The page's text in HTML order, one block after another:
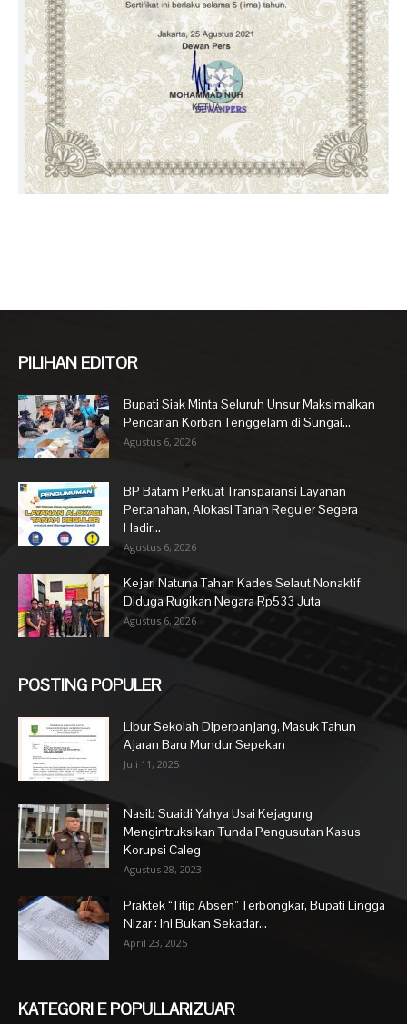
PILIHAN EDITOR
Bupati Siak Minta Seluruh Unsur Maksimalkan
Pencarian Korban Tenggelam di Sungai...
Agustus 6, 2026
BP Batam Perkuat Transparansi Layanan
Pertanahan, Alokasi Tanah Reguler Segera
Hadir...
Agustus 6, 2026
Kejari Natuna Tahan Kades Selaut Nonaktif,
Diduga Rugikan Negara Rp533 Juta
Agustus 6, 2026
POSTING POPULER
Libur Sekolah Diperpanjang, Masuk Tahun
Ajaran Baru Mundur Sepekan
Juli 11, 2025
Nasib Suaidi Yahya Usai Kejagung
Mengintruksikan Tunda Pengusutan Kasus
Korupsi Caleg
Agustus 28, 2023
Praktek “Titip Absen” Terbongkar, Bupati Lingga
Nizar : Ini Bukan Sekadar...
April 23, 2025
KATEGORI E POPULLARIZUAR